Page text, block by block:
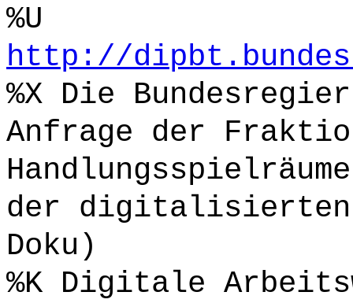
%U
http://
%X Die
Anfrage der
der
Doku)
%K Digitale